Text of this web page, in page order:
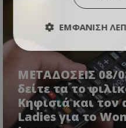
ΜΕΤΑΔΟΣΕΙΣ 08/
δείτε τα το
Κηφισιά και
Ladies για το
ΕΜΦΆΝΙΣΗ